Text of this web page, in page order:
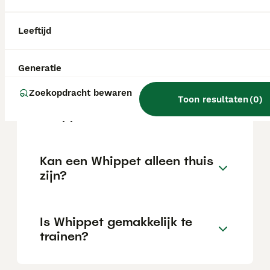
Leeftijd
Generatie
Zoekopdracht bewaren
Toon resultaten(0)
Wat is het karakter van een
Hoeveel jaar leeft een
Kan een Whippet alleen thuis
zijn?
Is Whippet gemakkelijk te
trainen?